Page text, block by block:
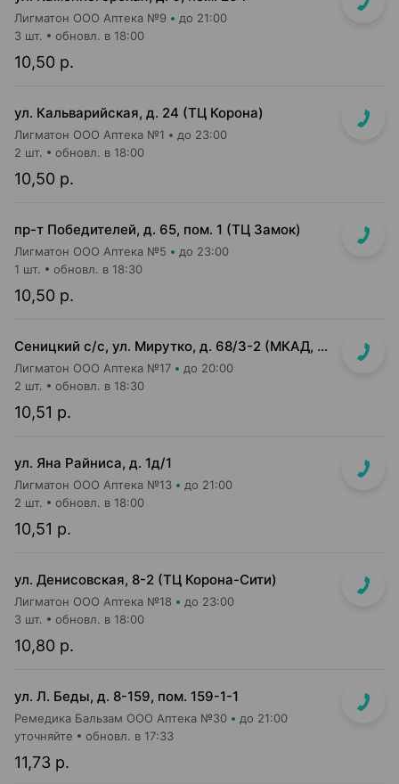
Лигматон ООО Аптека №9 до 21:00
10,50 р.
3 шт. обновл. в 18:00
ул. Кальварийская, д. 24 (ТЦ Корона)
Лигматон ООО Аптека №1 до 23:00
10,50 р.
2 шт. обновл. в 18:00
пр-т Победителей, д. 65, пом. 1 (ТЦ Замок)
Лигматон ООО Аптека №5 до 23:00
10,50 р.
1 шт. обновл. в 18:30
Сеницкий с/с, ул. Мирутко, д. 68/3-2 (МКАД, 22 км, около магазина Мастак)
Лигматон ООО Аптека №17 до 20:00
10,51 р.
2 шт. обновл. в 18:30
ул. Яна Райниса, д. 1д/1
Лигматон ООО Аптека №13 до 21:00
10,51 р.
2 шт. обновл. в 18:00
ул. Денисовская, 8-2 (ТЦ Корона-Сити)
Лигматон ООО Аптека №18 до 23:00
10,80 р.
3 шт. обновл. в 18:00
ул. Л. Беды, д. 8-159, пом. 159-1-1
Ремедика Бальзам ООО Аптека №30 до 21:00
11,73 р.
уточняйте обновл. в 17:33